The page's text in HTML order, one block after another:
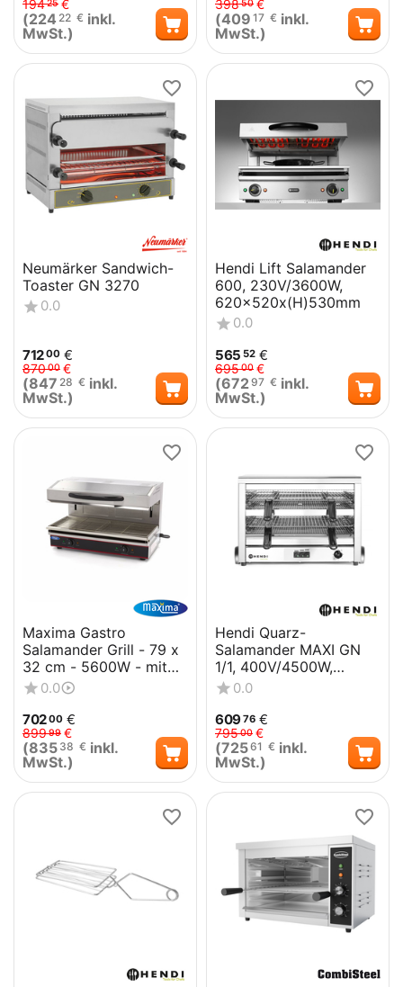
19425 €
(224 22 € inkl.
MwSt.)
39850 €
(409 17 € inkl.
MwSt.)
Neumärker Sandwich-
Toaster GN 3270
0.0
71200 €
87000 €
(847 28 € inkl.
MwSt.)
Hendi Lift Salamander
600, 230V/3600W,
620x520x(H)530mm
0.0
565 52 €
69500 €
(67297 € inkl.
MwSt.)
Maxima Gastro
Salamander Grill - 79 x
32 cm - 5600W - mit
Aufzug
0.0
70200 €
89999 €
(835 38 € inkl.
MwSt.)
Hendi Quarz-
Salamander MAXI GN
1/1, 400V/4500W,
682x528x(H)455mm
0.0
60976 €
79500 €
(72561 € inkl.
MwSt.)